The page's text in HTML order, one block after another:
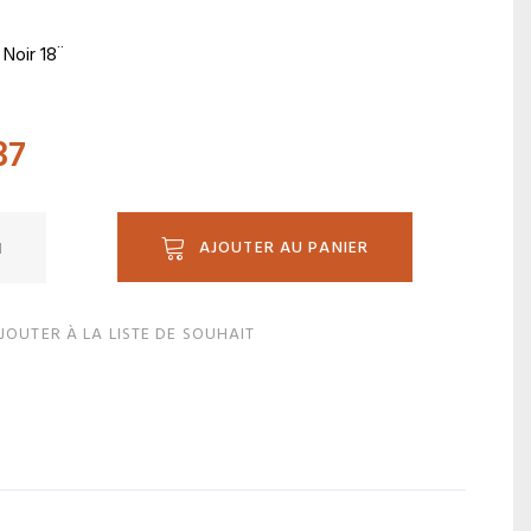
18¨
AJOUTER AU PANIER
À LA LISTE DE SOUHAIT